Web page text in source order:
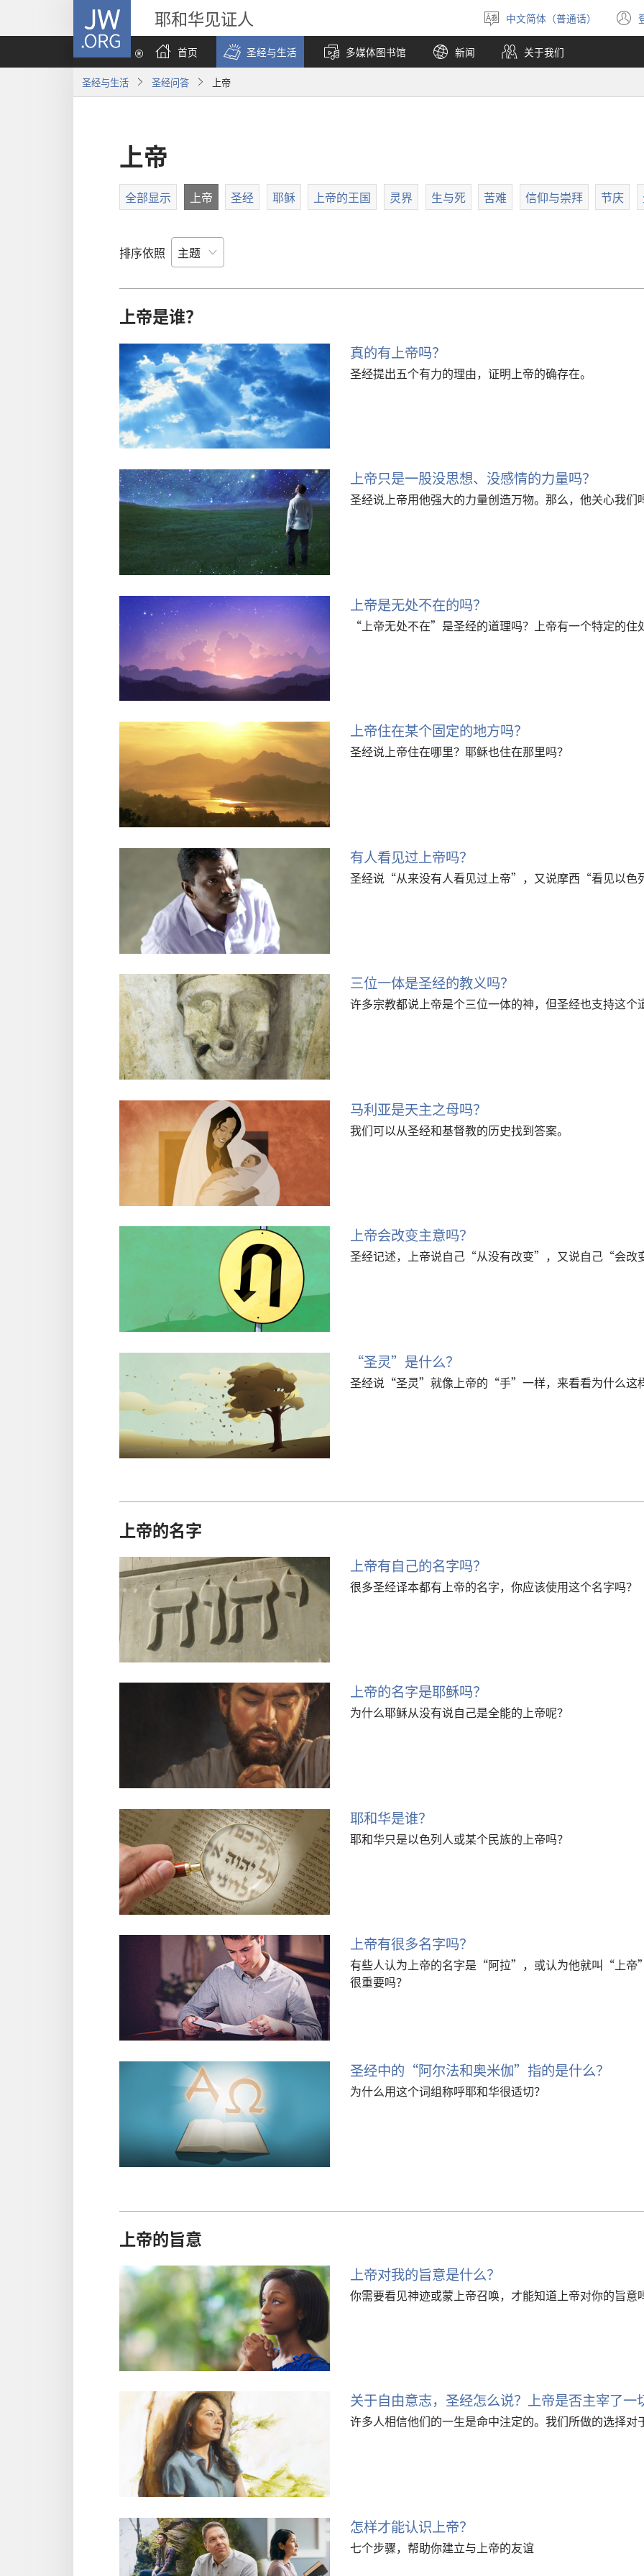
JW.ORG 耶和华见证人
选
择
语
言
中文简体（普通话）
首页
圣经与生活 多媒体图书馆 新闻 关于我们
圣经与生活 圣经问答 上帝
上帝
全部显示 上帝 圣经 耶稣 上帝的王国 灵界 生与死 苦难 信仰与崇拜 节庆
排序依照
上帝是谁？
真的有上帝吗？
圣经提出五个有力的理由，证明上帝的确存在。
上帝只是一股没思想、没感情的力量吗？
圣经说上帝用他强大的力量创造万物。那么，他关心我们
上帝是无处不在的吗？
“上帝无处不在”是圣经的道理吗？上帝有一个特定的住
上帝住在某个固定的地方吗？
圣经说上帝住在哪里？耶稣也住在那里吗？
有人看见过上帝吗？
圣经说“从来没有人看见过上帝”，又说摩西“看见以色
三位一体是圣经的教义吗？
许多宗教都说上帝是个三位一体的神，但圣经也支持这个
马利亚是天主之母吗？
我们可以从圣经和基督教的历史找到答案。
上帝会改变主意吗？
圣经记述，上帝说自己“从没有改变”，又说自己“会改
“圣灵”是什么？
圣经说“圣灵”就像上帝的“手”一样，来看看为什么这样
上帝的名字
上帝有自己的名字吗？
很多圣经译本都有上帝的名字，你应该使用这个名字吗？
上帝的名字是耶稣吗？
为什么耶稣从没有说自己是全能的上帝呢？
耶和华是谁？
耶和华只是以色列人或某个民族的上帝吗？
上帝有很多名字吗？
有些人认为上帝的名字是“阿拉”，或认为他就叫“上
很重要吗？
圣经中的“阿尔法和奥米伽”指的是什么？
为什么用这个词组称呼耶和华很适切？
上帝的旨意
上帝对我的旨意是什么？
你需要看见神迹或蒙上帝召唤，才能知道上帝对你的旨意
关于自由意志，圣经怎么说？上帝是否主宰了一
许多人相信他们的一生是命中注定的。我们所做的选择对
怎样才能认识上帝？
七个步骤，帮助你建立与上帝的友谊